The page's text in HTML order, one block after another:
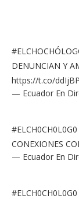
DENUNCIAN Y
https://t.co/
— Ecuador En
#ELCH0CH0L0G0
CONEXIONES
— Ecuador En
#ELCH0CH0L0G0